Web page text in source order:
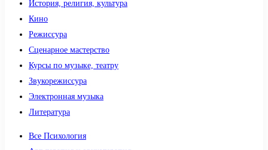
История, религия, культура
Кино
Режиссура
Сценарное мастерство
Курсы по музыке, театру
Звукорежиссура
Электронная музыка
Литература
Все Психология